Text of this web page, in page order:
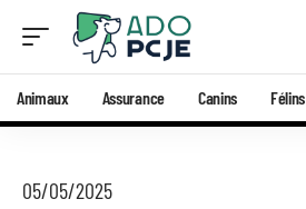
Animaux Assurance Canins Félins
05/05/2025